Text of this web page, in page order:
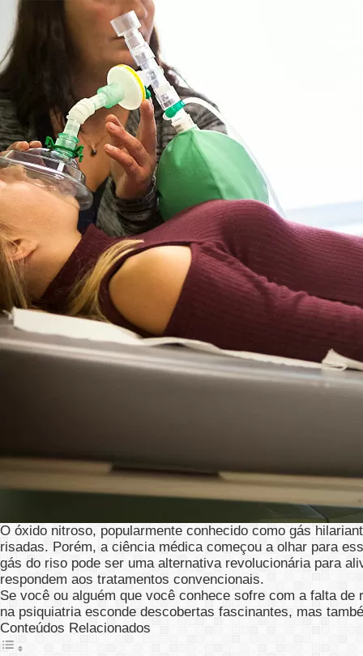
O óxido nitroso, popularmente conhecido como gás
risadas. Porém, a ciência médica começou a olhar para
gás do riso pode ser uma alternativa revolucionária para
respondem aos tratamentos convencionais.
Se você ou alguém que você conhece sofre com a falta
na psiquiatria esconde descobertas fascinantes, mas
Conteúdos Relacionados